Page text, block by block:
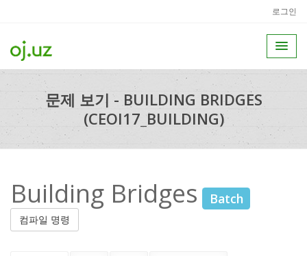
로그인
문제 보기 - BUILDING BRIDGES
(CEOI17_BUILDING)
Building Bridges Batch
컴파일 명령